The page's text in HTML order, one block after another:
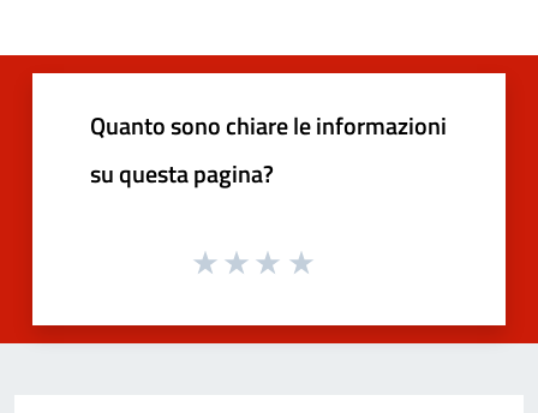
Quanto sono chiare le informazioni
su questa pagina?